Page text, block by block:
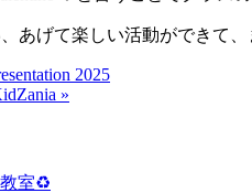
あげて楽しい活動ができて
2025
»
室♻️